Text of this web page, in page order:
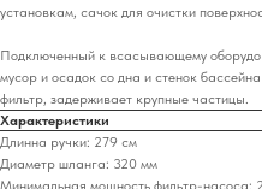
установкам, сачок для очистки
Подключенный к всасывающему
мусор и осадок со дна и стенок
фильтр, задерживает крупные частицы.
Характеристики
Длинна ручки: 279 см
Диаметр шланга: 320 мм
Минимальная мощность фильтр-насоса: